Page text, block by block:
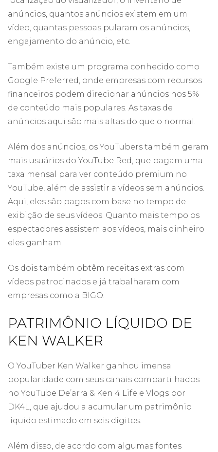
anúncios, quantos anúncios existem em um
vídeo, quantas pessoas pularam os anúncios,
engajamento do anúncio, etc.
Também existe um programa conhecido como
Google Preferred, onde empresas com recursos
financeiros podem direcionar anúncios nos 5%
de conteúdo mais populares. As taxas de
anúncios aqui são mais altas do que o normal.
Além dos anúncios, os YouTubers também geram
mais usuários do YouTube Red, que pagam uma
taxa mensal para ver conteúdo premium no
YouTube, além de assistir a vídeos sem anúncios.
Aqui, eles são pagos com base no tempo de
exibição de seus vídeos. Quanto mais tempo os
espectadores assistem aos vídeos, mais dinheiro
eles ganham.
Os dois também obtêm receitas extras com
vídeos patrocinados e já trabalharam com
empresas como a BIGO.
PATRIMÔNIO LÍQUIDO DE
KEN WALKER
O YouTuber Ken Walker ganhou imensa
popularidade com seus canais compartilhados
no YouTube De’arra & Ken 4 Life e Vlogs por
DK4L, que ajudou a acumular um patrimônio
líquido estimado em seis dígitos.
Além disso, de acordo com algumas fontes